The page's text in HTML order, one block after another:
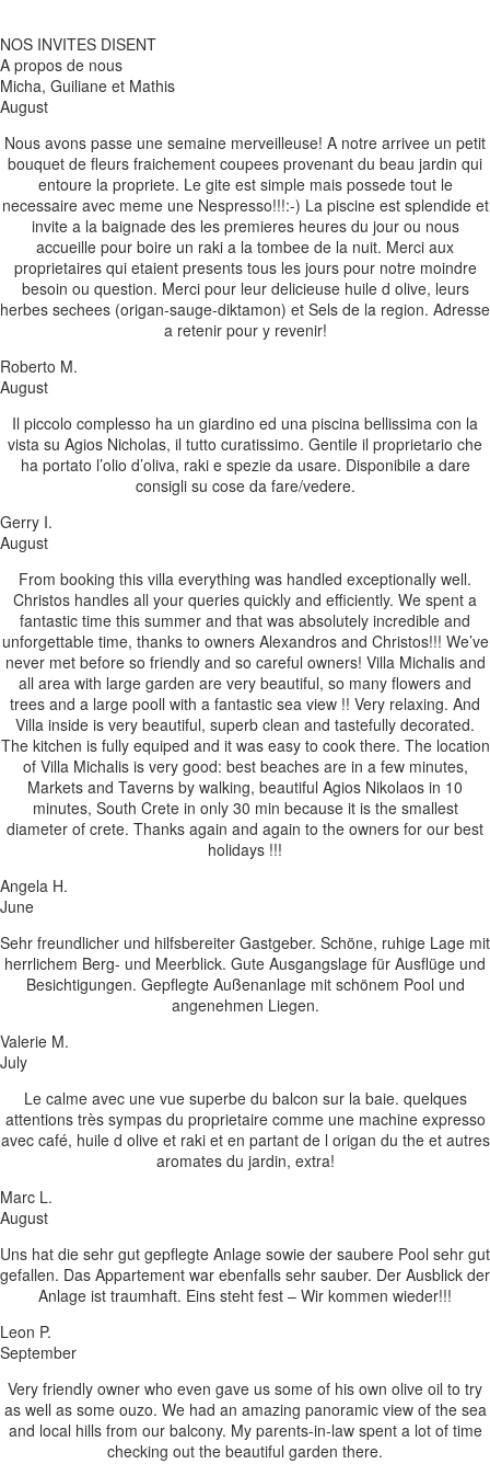
NOS INVITES DISENT
A propos de nous
Micha, Guiliane et Mathis
August
Nous avons passe une semaine merveilleuse! A notre arrivee un petit
bouquet de fleurs fraichement coupees provenant du beau jardin qui
entoure la propriete. Le gite est simple mais possede tout le
necessaire avec meme une Nespresso!!!:-) La piscine est splendide et
invite a la baignade des les premieres heures du jour ou nous
accueille pour boire un raki a la tombee de la nuit. Merci aux
proprietaires qui etaient presents tous les jours pour notre moindre
besoin ou question. Merci pour leur delicieuse huile d olive, leurs
herbes sechees (origan-sauge-diktamon) et Sels de la region. Adresse
a retenir pour y revenir!
Roberto M.
August
Il piccolo complesso ha un giardino ed una piscina bellissima con la
vista su Agios Nicholas, il tutto curatissimo. Gentile il proprietario che
ha portato l’olio d’oliva, raki e spezie da usare. Disponibile a dare
consigli su cose da fare/vedere.
Gerry I.
August
From booking this villa everything was handled exceptionally well.
Christos handles all your queries quickly and efficiently. We spent a
fantastic time this summer and that was absolutely incredible and
unforgettable time, thanks to owners Alexandros and Christos!!! We’ve
never met before so friendly and so careful owners! Villa Michalis and
all area with large garden are very beautiful, so many flowers and
trees and a large pooll with a fantastic sea view !! Very relaxing. And
Villa inside is very beautiful, superb clean and tastefully decorated.
The kitchen is fully equiped and it was easy to cook there. The location
of Villa Michalis is very good: best beaches are in a few minutes,
Markets and Taverns by walking, beautiful Agios Nikolaos in 10
minutes, South Crete in only 30 min because it is the smallest
diameter of crete. Thanks again and again to the owners for our best
holidays !!!
Angela H.
June
Sehr freundlicher und hilfsbereiter Gastgeber. Schöne, ruhige Lage mit
herrlichem Berg- und Meerblick. Gute Ausgangslage für Ausflüge und
Besichtigungen. Gepflegte Außenanlage mit schönem Pool und
angenehmen Liegen.
Valerie M.
July
Le calme avec une vue superbe du balcon sur la baie. quelques
attentions très sympas du proprietaire comme une machine expresso
avec café, huile d olive et raki et en partant de l origan du the et autres
aromates du jardin, extra!
Marc L.
August
Uns hat die sehr gut gepflegte Anlage sowie der saubere Pool sehr gut
gefallen. Das Appartement war ebenfalls sehr sauber. Der Ausblick der
Anlage ist traumhaft. Eins steht fest – Wir kommen wieder!!!
Leon P.
September
Very friendly owner who even gave us some of his own olive oil to try
as well as some ouzo. We had an amazing panoramic view of the sea
and local hills from our balcony. My parents-in-law spent a lot of time
checking out the beautiful garden there.